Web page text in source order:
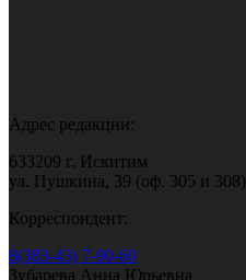
Адрес редакции:
633209 г. Искитим
ул. Пушкина, 39 (оф. 305 и 308)
Корреспондент:
8(383-43) 7-90-60
Зубарева Анна Юрьевна